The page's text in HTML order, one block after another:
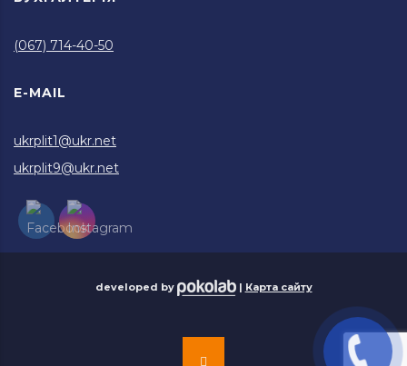
(067) 714-40-50
E-MAIL
ukrplit1@ukr.net
ukrplit9@ukr.net
developed by | Карта сайту